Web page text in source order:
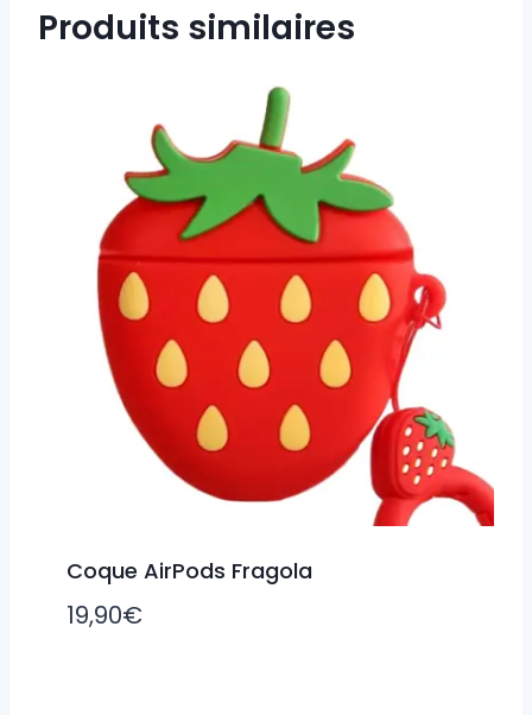
Produits similaires
Coque AirPods Fragola
19,90€